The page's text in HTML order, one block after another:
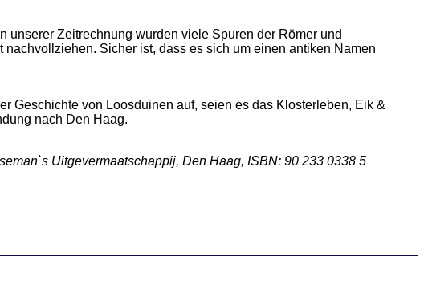
unserer Zeitrechnung wurden viele Spuren der Römer und
Sicher ist, dass es sich um einen antiken Namen
Geschichte von Loosduinen auf, seien es das Klosterleben, Eik &
nach Den Haag.
Uitgevermaatschappij, Den Haag, ISBN: 90 233 0338 5